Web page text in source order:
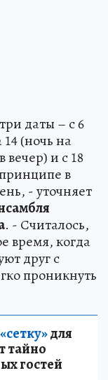
даты – с 6
(ночь на
и с 18
в
- уточняет
. - Считалось,
время, когда
друг с
проникнуть
для
тайно
гостей